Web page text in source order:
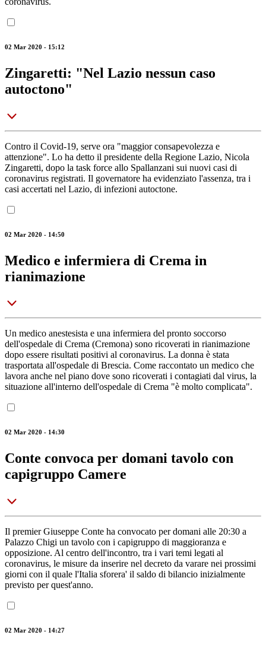
02 Mar 2020 - 15:12
Zingaretti: "Nel Lazio nessun caso
autoctono"
Contro il Covid-19, serve ora "maggior consapevolezza e
attenzione". Lo ha detto il presidente della Regione Lazio, Nicola
Zingaretti, dopo la task force allo Spallanzani sui nuovi casi di
coronavirus registrati. Il governatore ha evidenziato l'assenza, tra i
casi accertati nel Lazio, di infezioni autoctone.
02 Mar 2020 - 14:50
Medico e infermiera di Crema in
rianimazione
Un medico anestesista e una infermiera del pronto soccorso
dell'ospedale di Crema (Cremona) sono ricoverati in rianimazione
dopo essere risultati positivi al coronavirus. La donna è stata
trasportata all'ospedale di Brescia. Come raccontato un medico che
lavora anche nel piano dove sono ricoverati i contagiati dal virus, la
situazione all'interno dell'ospedale di Crema "è molto complicata".
02 Mar 2020 - 14:30
Conte convoca per domani tavolo con
capigruppo Camere
Il premier Giuseppe Conte ha convocato per domani alle 20:30 a
Palazzo Chigi un tavolo con i capigruppo di maggioranza e
opposizione. Al centro dell'incontro, tra i vari temi legati al
coronavirus, le misure da inserire nel decreto da varare nei prossimi
giorni con il quale l'Italia sforera' il saldo di bilancio inizialmente
previsto per quest'anno.
02 Mar 2020 - 14:27